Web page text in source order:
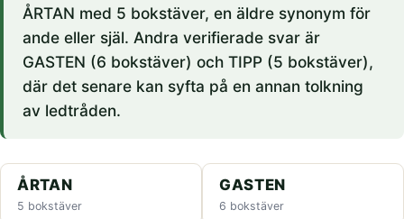
ÅRTAN med 5 bokstäver, en äldre synonym för
ande eller själ. Andra verifierade svar är
GASTEN (6 bokstäver) och TIPP (5 bokstäver),
där det senare kan syfta på en annan tolkning
av ledtråden.
ÅRTAN
5 bokstäver
GASTEN
6 bokstäver